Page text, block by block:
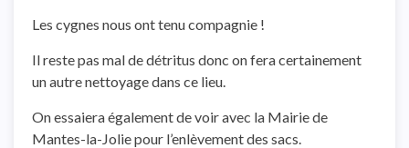
Les cygnes nous ont tenu compagnie !
Il reste pas mal de détritus donc on fera certainement
un autre nettoyage dans ce lieu.
On essaiera également de voir avec la Mairie de
Mantes-la-Jolie pour l’enlèvement des sacs.